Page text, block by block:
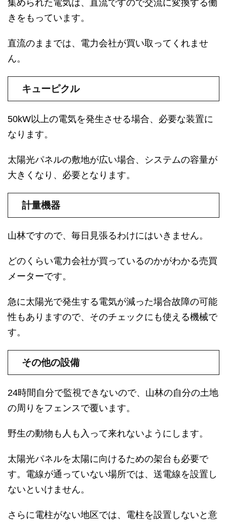
集められた電気は、直流ですので交流に変換する働
きをもっています。
直流のままでは、電力会社が買い取ってくれませ
ん。
キューピクル
50kW以上の電気を発生させる場合、必要な装置に
なります。
太陽光パネルの敷地が広い場合、システムの容量が
大きくなり、必要となります。
計量機器
山林ですので、毎日見張るわけにはいきません。
どのくらい電力会社が買っているのかがわかる売買
メーターです。
急に太陽光で発生する電気が減った場合故障の可能
性もありますので、そのチェックにも使える機械で
す。
その他の設備
24時間自分で監視できないので、山林の自分の土地
の周りをフェンスで覆います。
野生の動物も人も入って来れないようにします。
太陽光パネルを太陽に向けるための架台も必要で
す。電線が通っていない場所では、送電線を設置し
ないといけません。
さらに電柱がない地区では、電柱を設置しないと意